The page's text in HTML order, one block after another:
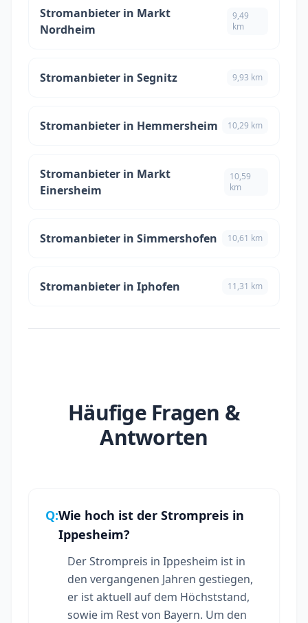
Stromanbieter in Markt
Nordheim
9,49
km
Stromanbieter in Segnitz 9,93 km
Stromanbieter in Hemmersheim 10,29 km
Stromanbieter in Markt
Einersheim
10,59
km
Stromanbieter in Simmershofen 10,61 km
Stromanbieter in Iphofen 11,31 km
Häufige Fragen &
Antworten
Q:Wie hoch ist der Strompreis in
Ippesheim?
Der Strompreis in Ippesheim ist in
den vergangenen Jahren gestiegen,
er ist aktuell auf dem Höchststand,
sowie im Rest von Bayern. Um den